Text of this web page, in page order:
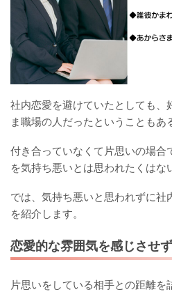
社内恋愛を避けていたとしても、
ま職場の人だったということもあ
付き合っていなくて片思いの場合
を気持ち悪いとは思われたくはな
では、気持ち悪いと思われずに社
を紹介します。
恋愛的な雰囲気を感じさせ
片思いをしている相手との距離